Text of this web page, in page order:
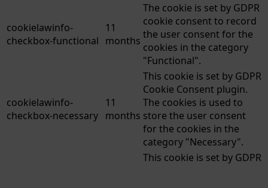
cookielawinfo-
checkbox-functional
11
months
The cookie is set by GDPR
cookie consent to record
the user consent for the
cookies in the category
"Functional".
cookielawinfo-
checkbox-necessary
11
months
This cookie is set by GDPR
Cookie Consent plugin.
The cookies is used to
store the user consent
for the cookies in the
category "Necessary".
This cookie is set by GDPR